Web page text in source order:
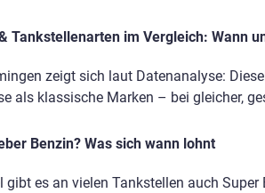
Tankstellenarten im Vergleich: Wann
zeigt sich laut Datenanalyse:
als klassische Marken – bei gleicher,
Benzin? Was sich wann lohnt
gibt es an vielen Tankstellen auch